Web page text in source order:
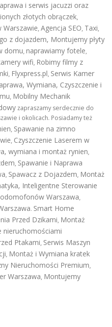
i serwis jacuzzi oraz
złotych obrączek,
Warszawie, Agencja SEO, Taxi,
z dojazdem, Montujemy płyty
domu, naprawiamy fotele,
wifi, Robimy filmy z
, Flyxpress.pl, Serwis Kamer
Wymiana, Czyszczenie i
, Mobilny Mechanik
zapraszamy serdecznie do
i okolicach. Posiadamy też
, Spawanie na zimno
, Czyszczenie Laserem w
wymiana i montaż rynien,
, Spawanie i Naprawa
, Spawacz z Dojazdem, Montaż
Inteligentne Sterowanie
Warszawa,
. Smart Home
Przed Dzikami, Montaż
nieruchomościami
Ptakami, Serwis Maszyn
, Montaż i Wymiana kratek
Nieruchomości Premium,
Warszawa, Montujemy